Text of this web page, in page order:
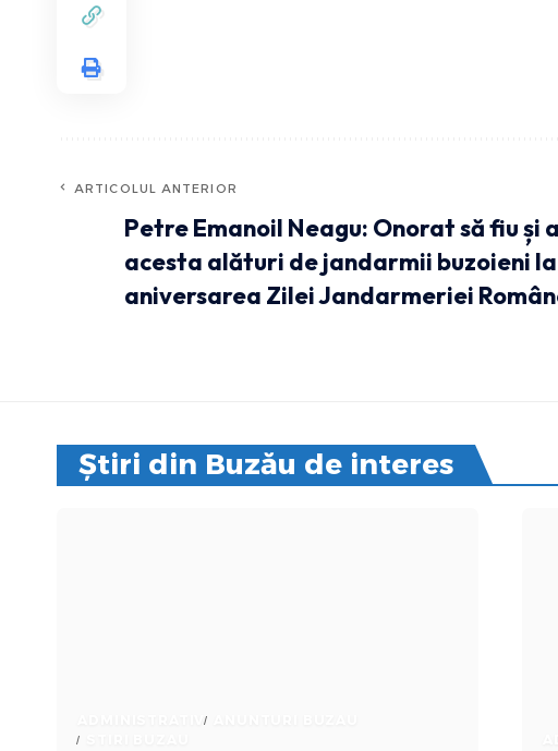
ARTICOLUL ANTERIOR
Petre Emanoil Neagu: Onorat să fiu și
acesta alături de jandarmii buzoieni la
aniversarea Zilei Jandarmeriei
Știri din Buzău de interes
ADMINISTRATIV